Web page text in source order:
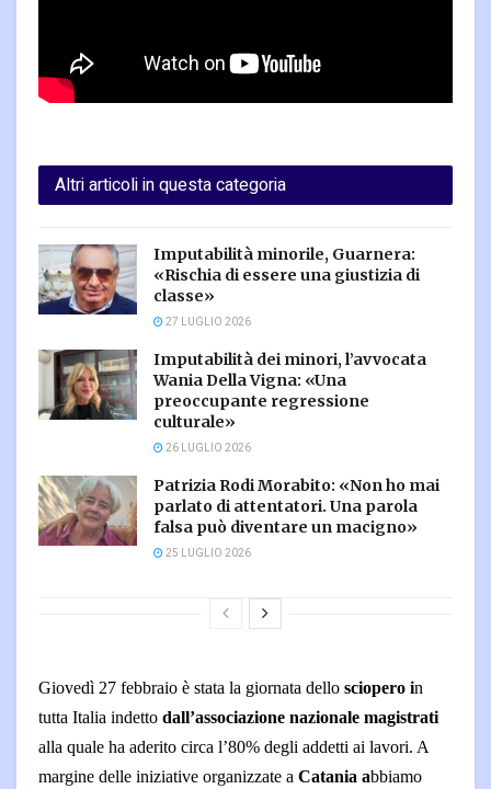
Altri articoli in questa categoria
Imputabilità minorile, Guarnera:
«Rischia di essere una giustizia di
classe»
27 LUGLIO 2026
Imputabilità dei minori, l’avvocata
Wania Della Vigna: «Una
preoccupante regressione
culturale»
26 LUGLIO 2026
Patrizia Rodi Morabito: «Non ho mai
parlato di attentatori. Una parola
falsa può diventare un macigno»
25 LUGLIO 2026
Giovedì 27 febbraio è stata la giornata dello sciopero in
tutta Italia indetto dall’associazione nazionale magistrati
alla quale ha aderito circa l’80% degli addetti ai lavori. A
margine delle iniziative organizzate a Catania abbiamo